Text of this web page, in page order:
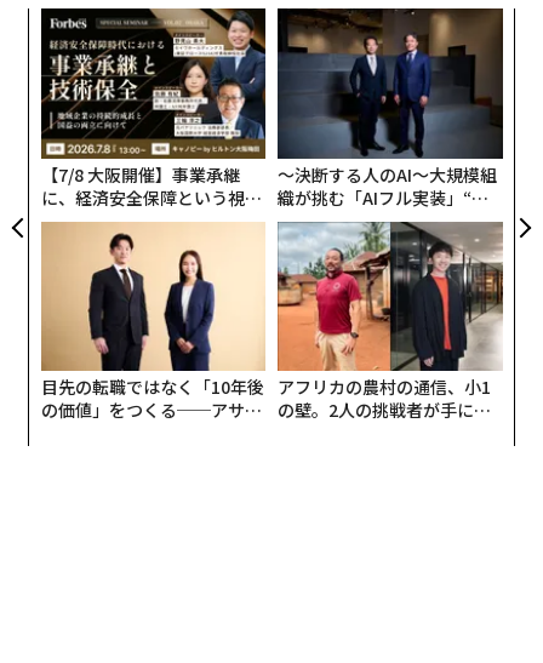
【7/8 大阪開催】事業承継
に、経済安全保障という視点
が加わるとき──経営者が問
われる新たな判断軸
〜決断する人のAI〜大規模組
織が挑む「AIフル実装」“使
う”企業から“動く”企業へ【N
TTドコモビジネス×PwC】
目先の転職ではなく「10年後
の価値」をつくる──アサイ
アフリカの農村の通信、小1
の壁。2人の挑戦者が手にし